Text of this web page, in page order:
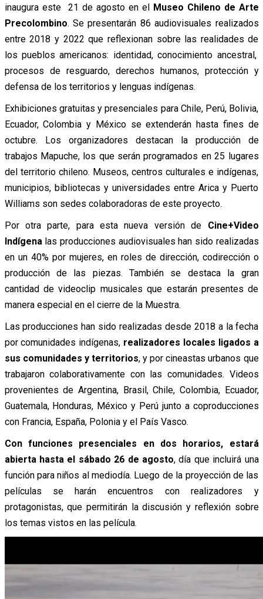
inaugura este 21 de agosto en el Museo Chileno de Arte
Precolombino. Se presentarán 86 audiovisuales realizados
entre 2018 y 2022 que reflexionan sobre las realidades de
los pueblos americanos: identidad, conocimiento ancestral,
procesos de resguardo, derechos humanos, protección y
defensa de los territorios y lenguas indígenas.
Exhibiciones gratuitas y presenciales para Chile, Perú, Bolivia,
Ecuador, Colombia y México se extenderán hasta fines de
octubre. Los organizadores destacan la producción de
trabajos Mapuche, los que serán programados en 25 lugares
del territorio chileno. Museos, centros culturales e indígenas,
municipios, bibliotecas y universidades entre Arica y Puerto
Williams son sedes colaboradoras de este proyecto.
Por otra parte, para esta nueva versión de Cine+Video
Indígena las producciones audiovisuales han sido realizadas
en un 40% por mujeres, en roles de dirección, codirección o
producción de las piezas. También se destaca la gran
cantidad de videoclip musicales que estarán presentes de
manera especial en el cierre de la Muestra.
Las producciones han sido realizadas desde 2018 a la fecha
por comunidades indígenas, realizadores locales ligados a
sus comunidades y territorios, y por cineastas urbanos que
trabajaron colaborativamente con las comunidades. Videos
provenientes de Argentina, Brasil, Chile, Colombia, Ecuador,
Guatemala, Honduras, México y Perú junto a coproducciones
con Francia, España, Polonia y el País Vasco.
Con funciones presenciales en dos horarios, estará
abierta hasta el sábado 26 de agosto, día que incluirá una
función para niños al mediodía. Luego de la proyección de las
películas se harán encuentros con realizadores y
protagonistas, que permitirán la discusión y reflexión sobre
los temas vistos en las película.